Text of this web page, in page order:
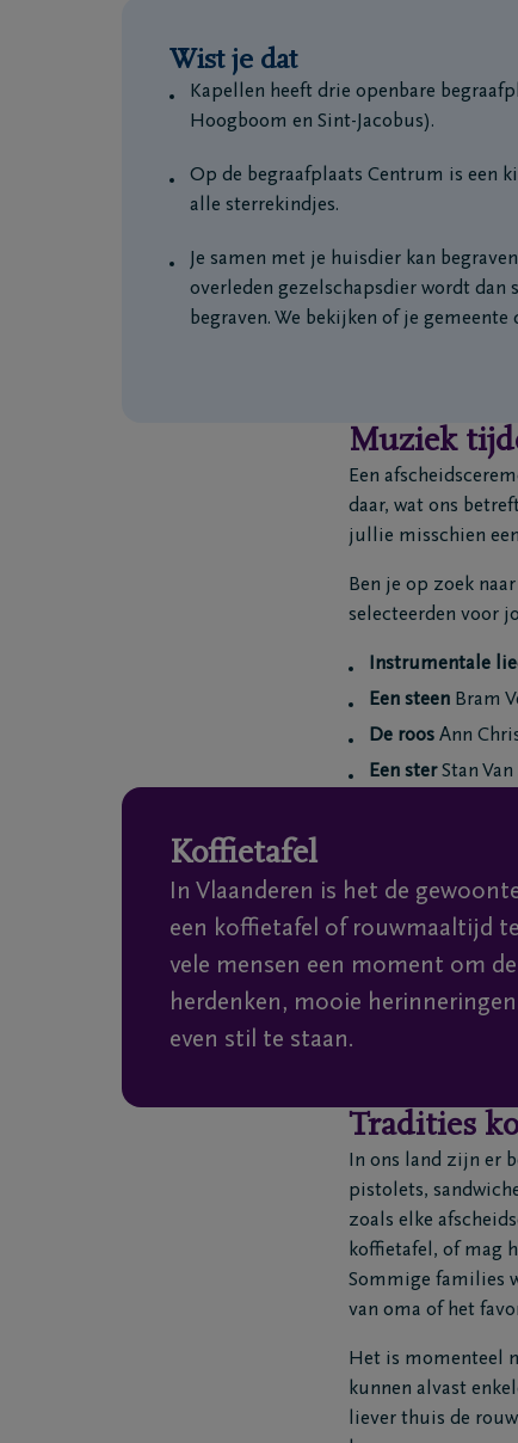
Wist je dat
Kapellen heeft drie openbare
Hoogboom en Sint-Jacobus).
Op de begraafplaats Centrum is een
alle sterrekindjes.
Je samen met je huisdier kan
overleden gezelschapsdier wordt dan
begraven. We bekijken of je gemeente
Muziek
Een
daar, wat ons
jullie misschien
Ben je op zoek
selecteerden voor
Instrumentale
Een steen Bram
De roos Ann
Een sterStan Van
Koffietafel
In Vlaanderen is het de
een koffietafel of rouwmaaltijd
vele mensen een moment om
herdenken, mooie
even stil te staan.
Tradities
In ons land zijn er
pistolets,
zoals elke
koffietafel, of mag
Sommige families
van oma of het
Het is momenteel
kunnen alvast
liever thuis de